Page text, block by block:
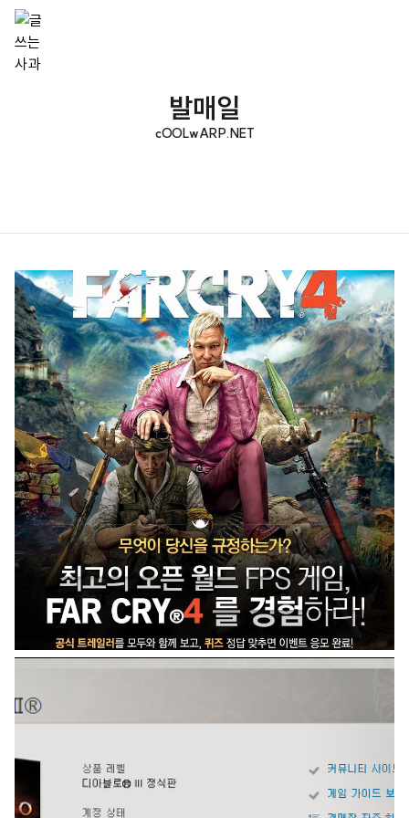
발매일
cOOLwARP.NET